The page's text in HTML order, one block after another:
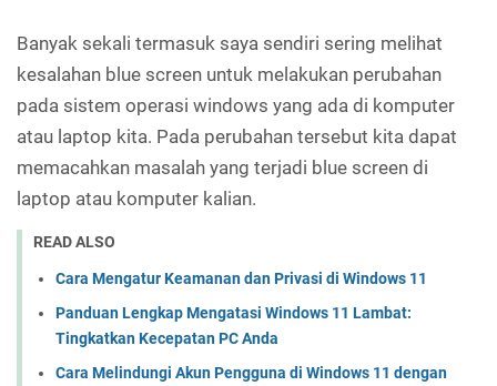
Banyak sekali termasuk saya sendiri sering melihat
kesalahan blue screen untuk melakukan perubahan
pada sistem operasi windows yang ada di komputer
atau laptop kita. Pada perubahan tersebut kita dapat
memacahkan masalah yang terjadi blue screen di
laptop atau komputer kalian.
READ ALSO
Cara Mengatur Keamanan dan Privasi di Windows 11
Panduan Lengkap Mengatasi Windows 11 Lambat:
Tingkatkan Kecepatan PC Anda
Cara Melindungi Akun Pengguna di Windows 11 dengan